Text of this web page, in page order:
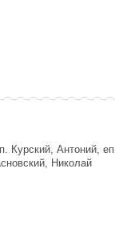
Курский, Антоний, еп.
Николай